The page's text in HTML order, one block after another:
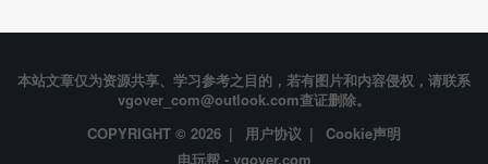
本站文章仅为资源共享、学习参考之目的，若有图片和内容侵权，请联系
vgover_com@outlook.com查证删除。
COPYRIGHT © 2026 | 用户协议 | Cookie声明
电玩帮 - vgover.com